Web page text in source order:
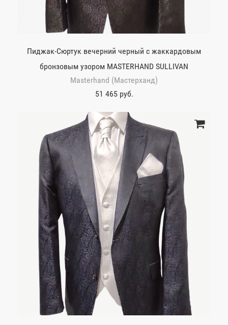
Пиджак-Сюртук вечерний черный с жаккардовым
бронзовым узором MASTERHAND SULLIVAN
Masterhand (Мастерханд)
51 465 руб.